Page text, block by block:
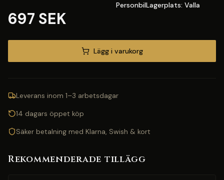
PersonbilLagerplats: Valla
697 SEK
Lägg i varukorg
Leverans inom 1–3 arbetsdagar
14 dagars öppet köp
Säker betalning med Klarna, Swish & kort
Rekommenderade tillägg